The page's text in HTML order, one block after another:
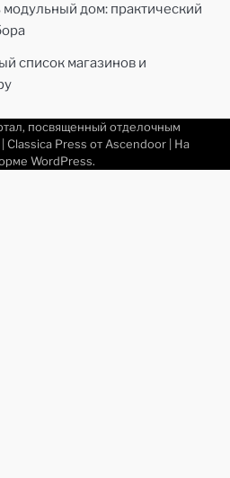
модульный дом: практический
список магазинов и
посвященный отделочным
Classica Press от Ascendoor| На
WordPress.